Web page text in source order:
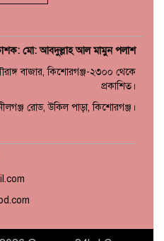
মো: আবদুল্লাহ আল মামুন পলাশ
বাজার, কিশোরগঞ্জ-২৩০০ থেকে
প্রকাশিত।
রোড, উকিল পাড়া, কিশোরগঞ্জ।